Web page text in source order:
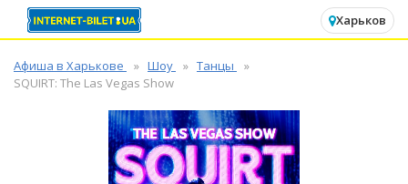
Харьков
Афиша в Харькове Шоу
Танцы
SQUIRT: The Las Vegas Show